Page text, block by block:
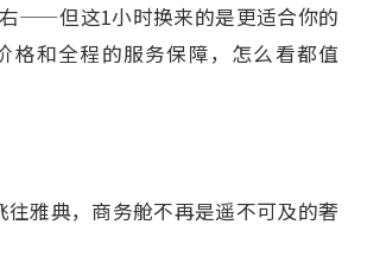
——但这1小时换来的是更适合你的
格和全程的服务保障，怎么看都值
往雅典，商务舱不再是遥不可及的奢